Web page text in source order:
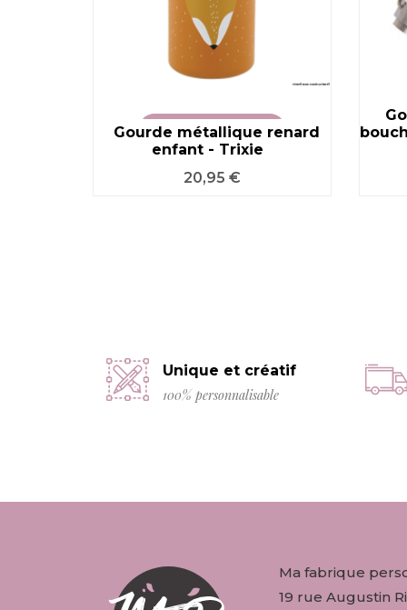
Gourde métallique renard
enfant - Trixie
Prix
20,95 €
VOIR LE PRODUIT
Unique et créatif
100% personnalisable
Ma fabrique
19 rue Augustin